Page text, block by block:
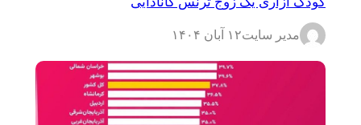
مدیر سایت۱۲ آبان ۱۴۰۴